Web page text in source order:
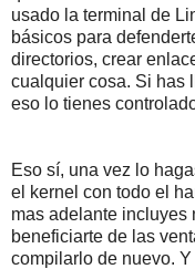
usado la terminal de
básicos para
directorios, crear
cualquier cosa. Si has
eso lo tienes
Eso sí, una vez lo
el kernel con todo el
mas adelante incluyes
beneficiarte de las
compilarlo de nuevo.